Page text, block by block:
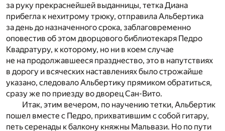
за руку прекраснейшей выданницы, тетка Диана
прибегла к нехитрому трюку, отправила Альбертика
за день до назначенного срока, заблаговременно
оповестив об этом дворцового библиотекаря Педро
Квадратуру, к которому, но ни в коем случае
не на продолжавшееся празднество, это в напутствиях
в дорогу и всяческих наставлениях было строжайше
указано, следовало Альбертику прямиком обратиться,
сразу же по приезду во дворец Сан-Вито.
Итак, этим вечером, по научению тетки, Альбертик
пошел вместе с Педро, прихватившим с собой гитару,
петь серенады к балкону княжны Мальвази. Но по пути